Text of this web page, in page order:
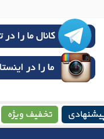
تخفیف ویژه